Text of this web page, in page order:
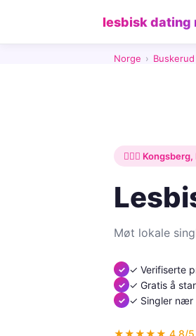
lesbisk dating
Norge › Buskerud
👩‍❤️‍👩
Møt lokale
✓ Verifiserte
✓ Gratis å
✓ Singler nær
★★★★★ 4.8/5 -